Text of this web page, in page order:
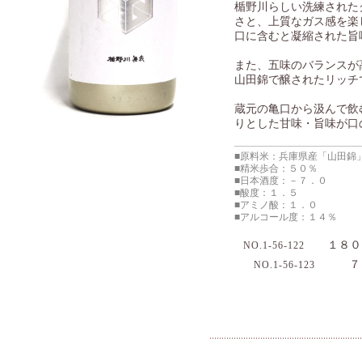
楯野川らしい洗練され
さと、上質なガス感を
口に含むと凝縮された
また、五味のバランス
山田錦で醸されたリッ
蔵元の亀口から汲んで
りとした甘味・旨味が
■原料米：兵庫県産「山田錦
■精米歩合：５０％
■日本酒度：－７．０
■酸度：１．５
■アミノ酸：１．０
■アルコール度：１４％
NO.1-56-122 １８０
NO.1-56-123 ７２